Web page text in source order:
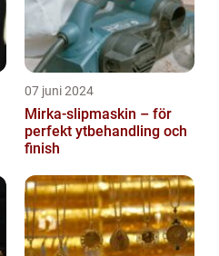
07 juni 2024
Mirka-slipmaskin – för
perfekt ytbehandling och
finish